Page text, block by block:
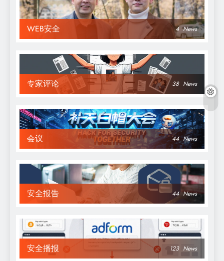
WEB安全 4 News
专家评论 38 News
会议 44 News
安全报告 44 News
安全播报 123 News